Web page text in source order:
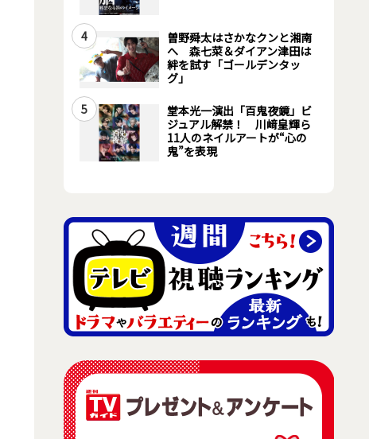
4
曽野舜太はさかなクンと湘南
へ 森七菜＆ダイアン津田は
絆を試す「ゴールデンタッ
グ」
5
堂本光一演出「百鬼夜鏡」ビ
ジュアル解禁！ 川﨑皇輝ら
11人のネイルアートが“心の
鬼”を表現